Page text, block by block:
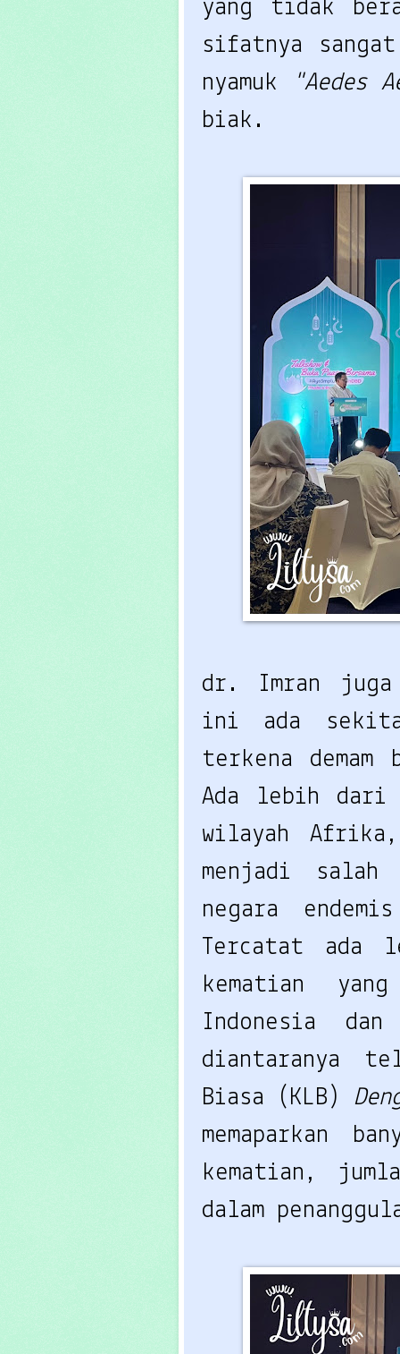
yang tidak
sifatnya sangat
nyamuk
"Aedes
biak.
dr. Imran juga
ini ada
terkena demam
Ada lebih dari
wilayah
menjadi
negara
Tercatat ada
kematian
Indonesia
diantaranya
Biasa (KLB)
memaparkan
kematian,
dalam